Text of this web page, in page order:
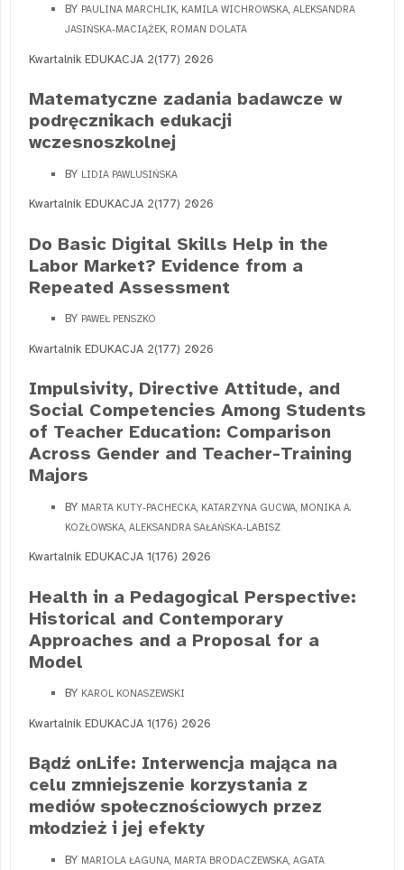
BY PAULINA MARCHLIK, KAMILA WICHROWSKA, ALEKSANDRA
JASIŃSKA-MACIĄŻEK, ROMAN DOLATA
Kwartalnik EDUKACJA 2(177) 2026
Matematyczne zadania badawcze w
podręcznikach edukacji
wczesnoszkolnej
BY LIDIA PAWLUSIŃSKA
Kwartalnik EDUKACJA 2(177) 2026
Do Basic Digital Skills Help in the
Labor Market? Evidence from a
Repeated Assessment
BY PAWEŁ PENSZKO
Kwartalnik EDUKACJA 2(177) 2026
Impulsivity, Directive Attitude, and
Social Competencies Among Students
of Teacher Education: Comparison
Across Gender and Teacher-Training
Majors
BY MARTA KUTY-PACHECKA, KATARZYNA GUCWA, MONIKA A.
KOZŁOWSKA, ALEKSANDRA SAŁAŃSKA-LABISZ
Kwartalnik EDUKACJA 1(176) 2026
Health in a Pedagogical Perspective:
Historical and Contemporary
Approaches and a Proposal for a
Model
BY KAROL KONASZEWSKI
Kwartalnik EDUKACJA 1(176) 2026
Bądź onLife: Interwencja mająca na
celu zmniejszenie korzystania z
mediów społecznościowych przez
młodzież i jej efekty
BY MARIOLA ŁAGUNA, MARTA BRODACZEWSKA, AGATA